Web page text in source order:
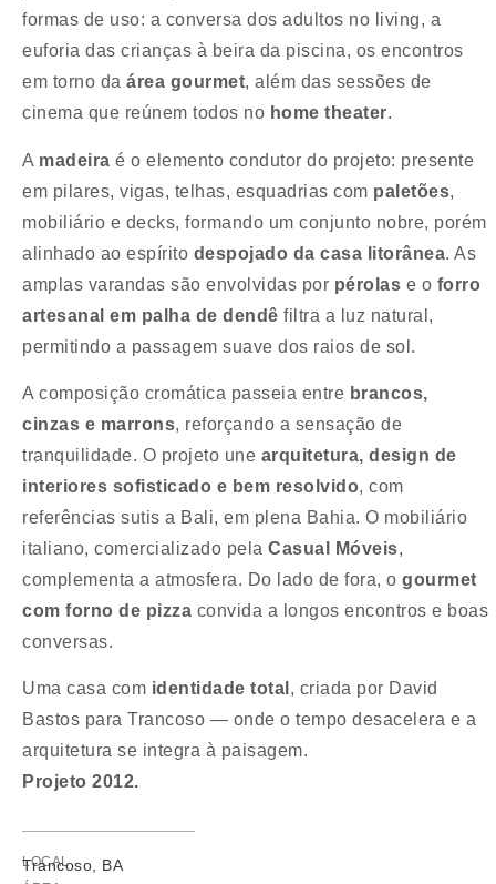
formas de uso: a conversa dos adultos no living, a
euforia das crianças à beira da piscina, os encontros
em torno da área gourmet, além das sessões de
cinema que reúnem todos no home theater.
A madeira é o elemento condutor do projeto: presente
em pilares, vigas, telhas, esquadrias com paletões,
mobiliário e decks, formando um conjunto nobre, porém
alinhado ao espírito despojado da casa litorânea. As
amplas varandas são envolvidas por pérolas e o forro
artesanal em palha de dendê filtra a luz natural,
permitindo a passagem suave dos raios de sol.
A composição cromática passeia entre brancos,
cinzas e marrons, reforçando a sensação de
tranquilidade. O projeto une arquitetura, design de
interiores sofisticado e bem resolvido, com
referências sutis a Bali, em plena Bahia. O mobiliário
italiano, comercializado pela Casual Móveis,
complementa a atmosfera. Do lado de fora, o gourmet
com forno de pizza convida a longos encontros e boas
conversas.
Uma casa com identidade total , criada por David
Bastos para Trancoso — onde o tempo desacelera e a
arquitetura se integra à paisagem.
Projeto 2012.
LOCAL
Trancoso, BA